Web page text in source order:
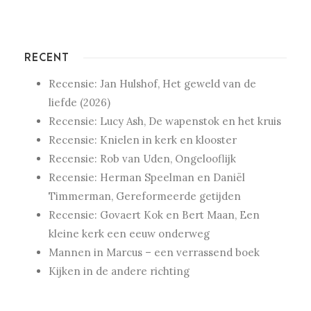
RECENT
Recensie: Jan Hulshof, Het geweld van de
liefde (2026)
Recensie: Lucy Ash, De wapenstok en het kruis
Recensie: Knielen in kerk en klooster
Recensie: Rob van Uden, Ongelooflijk
Recensie: Herman Speelman en Daniël
Timmerman, Gereformeerde getijden
Recensie: Govaert Kok en Bert Maan, Een
kleine kerk een eeuw onderweg
Mannen in Marcus – een verrassend boek
Kijken in de andere richting